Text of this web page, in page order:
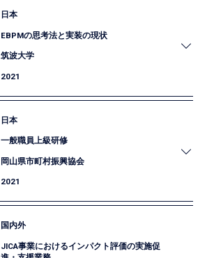
静岡県がＥＢＰＭの基礎的な知識を得るとともに、
ＥＢＰＭに必要な統計の基礎知識やデータ分析手法
を習得することを狙いとして実施した、県・市町村
日本
EBPMの思考法と実装の現状
筑波大学
2021
筑波大学による社会工学データサイエンスセミナー
において、「EBPMの思考法と実装の現状」と題
し、講演を行いました。
日本
一般職員上級研修
岡山県市町村振興協会
2021
公益財団法人岡山県市町村振興協会が実施する一般
職員上級（10年目）研修において、EBPMのための
国内外
JICA事業におけるインパクト評価の実施促